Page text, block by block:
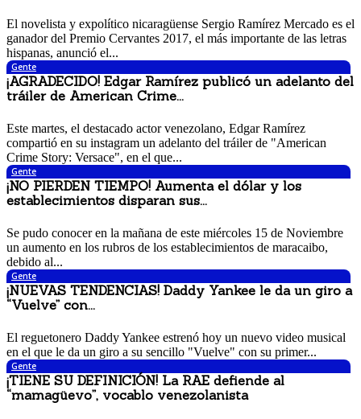
El novelista y expolítico nicaragüense Sergio Ramírez Mercado es el
ganador del Premio Cervantes 2017, el más importante de las letras
hispanas, anunció el...
Gente
¡AGRADECIDO! Edgar Ramírez publicó un adelanto del
tráiler de American Crime...
Este martes, el destacado actor venezolano, Edgar Ramírez
compartió en su instagram un adelanto del tráiler de "American
Crime Story: Versace", en el que...
Gente
¡NO PIERDEN TIEMPO! Aumenta el dólar y los
establecimientos disparan sus...
Se pudo conocer en la mañana de este miércoles 15 de Noviembre
un aumento en los rubros de los establecimientos de maracaibo,
debido al...
Gente
¡NUEVAS TENDENCIAS! Daddy Yankee le da un giro a
“Vuelve” con...
El reguetonero Daddy Yankee estrenó hoy un nuevo video musical
en el que le da un giro a su sencillo "Vuelve" con su primer...
Gente
¡TIENE SU DEFINICIÓN! La RAE defiende al
“mamagüevo”, vocablo venezolanista